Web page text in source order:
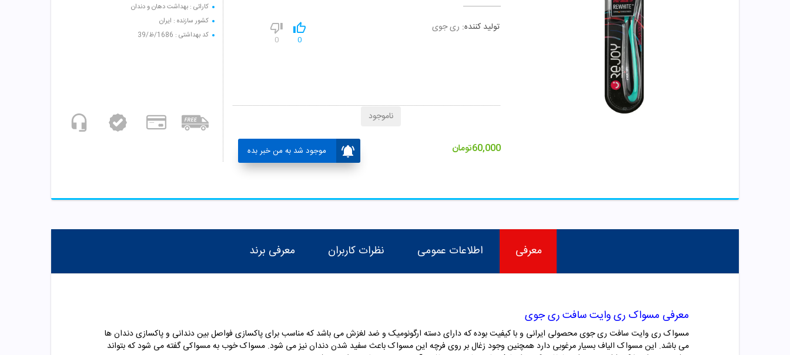
کارائی : بهداشت دهان و دندان
کشور سازنده : ایران
کد بهداشتی : 1686/ظ/39
تولید کننده: ری جوی
0
0
60,000تومان موجود شد به من خبر بده
ناموجود
معرفی اطلاعات عمومی نظرات کاربران معرفی برند
معرفی مسواک ری وایت سافت ری جوی
مسواک ری وایت سافت ری جوی محصولی ایرانی و با کیفیت بوده که دارای دسته ارگونومیک و ضد لغزش می باشد که مناسب برای پاکسازی فواصل بین دندانی و پاکسازی دندان ها
می باشد. این مسواک الیاف بسیار مرغوبی دارد همچنین وجود زغال بر روی فرچه این مسواک باعث سفید شدن دندان نیز می شود. مسواک خوب به مسواکی گفته می شود که بتواند